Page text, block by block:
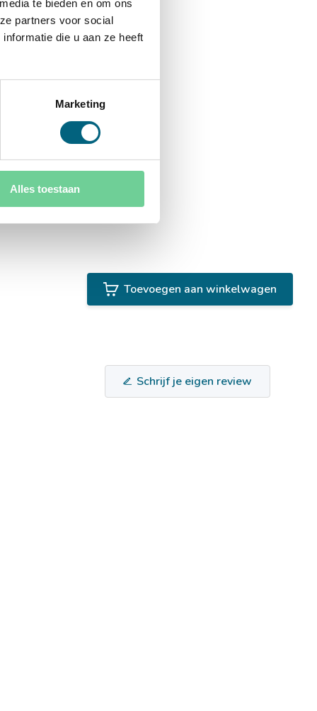
te bieden en om ons
partners voor social
die u aan ze heeft
Marketing
Alles toestaan
Toevoegen aan winkelwagen
Schrijf je eigen review